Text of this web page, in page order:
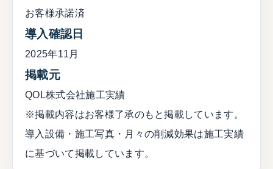
お客様承諾済
導入確認日
2025年11月
掲載元
QOL株式会社施工実績
※掲載内容はお客様了承のもと掲載しています。
導入設備・施工写真・月々の削減効果は施工実績
に基づいて掲載しています。